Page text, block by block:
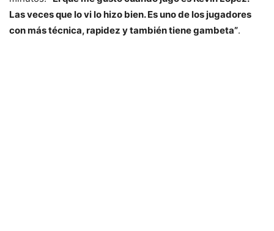
Las veces que lo vi lo hizo bien. Es uno de los jugadores
con más técnica, rapidez y también tiene gambeta”.